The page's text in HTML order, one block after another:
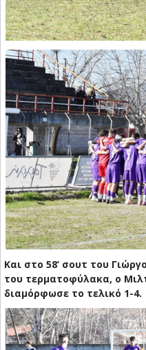
Και στο 58’ σουτ του
του τερματοφύλακα, ο
διαμόρφωσε το τελικό 1-4.